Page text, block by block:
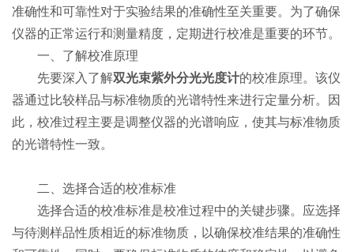
准确性和可靠性对于实验结果的准确性至关重要。为了确保
仪器的正常运行和测量精度，定期进行校准是重要的环节。
一、了解校准原理
先要深入了解双光束紫外分光光度计的校准原理。该仪
器通过比较样品与标准物质的光谱特性来进行定量分析。因
此，校准过程主要是调整仪器的光谱响应，使其与标准物质
的光谱特性一致。
二、选择合适的校准标准
选择合适的校准标准是校准过程中的关键步骤。应选择
与待测样品性质相近的标准物质，以确保校准结果的准确性